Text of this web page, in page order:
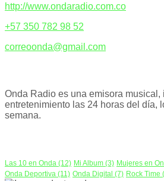
http://www.ondaradio.com.co
+57 350 782 98 52
correoonda@gmail.com
Onda Radio es una emisora musical,
entretenimiento las 24 horas del día,
semana.
Las 10 en Onda (12) Mi Album (3) Mujeres en
Onda Deportiva (11) Onda Digital (7) Rock Time